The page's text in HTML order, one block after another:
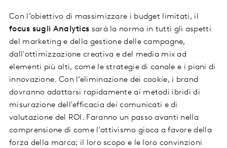
Con l’obiettivo di massimizzare i budget limitati, il
focus sugli Analytics sarà la norma in tutti gli aspetti
del marketing e della gestione delle campagne,
dall'ottimizzazione creativa e del media mix ad
elementi più alti, come le strategie di canale e i piani di
innovazione. Con l’eliminazione dei cookie, i brand
dovranno adattarsi rapidamente ai metodi ibridi di
misurazione dell'efficacia dei comunicati e di
valutazione del ROI. Faranno un passo avanti nella
comprensione di come l'attivismo gioca a favore della
forza della marca; il loro scopo e le loro convinzioni